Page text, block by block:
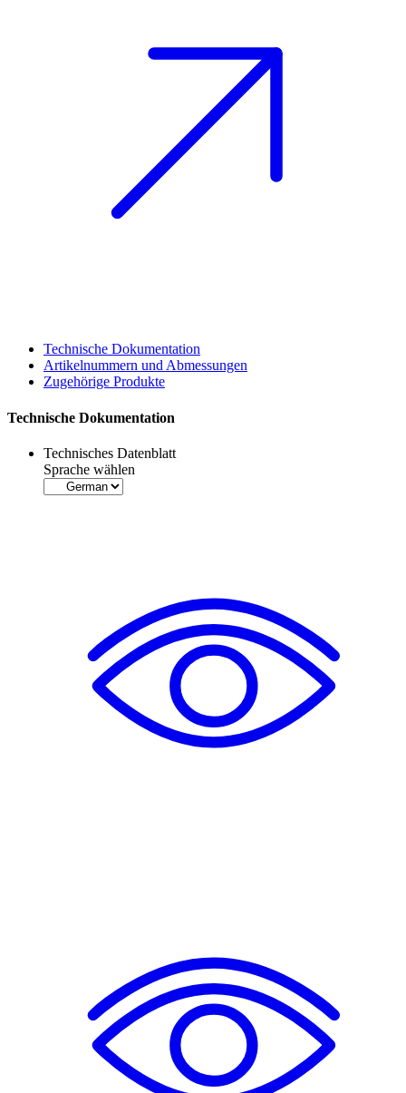
Technische Dokumentation
Artikelnummern und Abmessungen
Zugehörige Produkte
Technische Dokumentation
Technisches Datenblatt
Sprache wählen